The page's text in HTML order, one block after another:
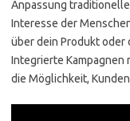
Anpassung
Interesse der
über dein Produkt
Integrierte Kampagnen
die Möglichkeit,